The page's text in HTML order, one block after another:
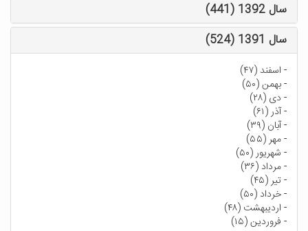
سال 1392 (441)
سال 1391 (524)
- اسفند (۴۷)
-بهمن (۵۰)
- دی (۲۸)
-آذر (۶۱)
-آبان (۳۹)
-مهر (۵۵)
- شهریور (۵۰)
-مرداد (۳۶)
-تیر (۴۵)
-خرداد (۵۰)
- اردیبهشت (۴۸)
- فروردین (۱۵)